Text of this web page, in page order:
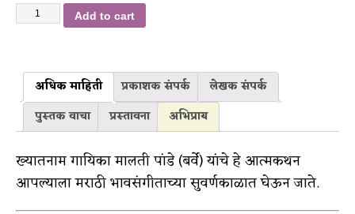
Add to cart
अधिक माहिती प्रकाशक संपर्क
लेखक संपर्क
पुस्तक वाचा
प्रस्तावना अभिप्राय
ख्यातनाम गायिका मालती पांडे (बर्वे) यांचे हे आत्मकथन
आपल्याला मराठी भावसंगीताच्या सुवर्णकाळात घेऊन जाते.